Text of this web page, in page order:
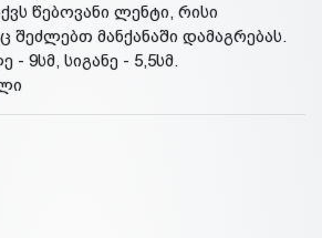
წებოვანი ლენტი, რისი
შეძლებთ მანქანაში დამაგრებას.
- 9სმ, სიგანე - 5,5სმ.